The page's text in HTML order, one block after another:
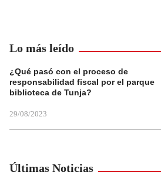
Lo más leído
¿Qué pasó con el proceso de
responsabilidad fiscal por el parque
biblioteca de Tunja?
29/08/2023
Últimas Noticias